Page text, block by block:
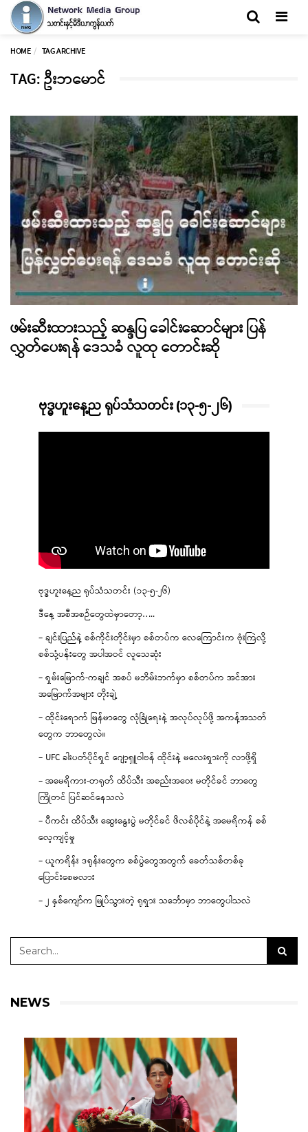
HOME TAG ARCHIVE
TAG: ဦးဘမောင်
ဖမ်းဆီးထားသည့် ဆန္ဒပြ ခေါင်းဆောင်များ ပြန်
လွှတ်ပေးရန် ဒေသခံ လူထု တောင်းဆို
ဗုဒ္ဓဟူးနေ့ည ရုပ်သံသတင်း (၁၃-၅-၂၆)
ဗုဒ္ဓဟူးနေ့ည ရုပ်သံသတင်း (၁၃-၅-၂၆)
ဒီနေ့ အစီအစဉ်တွေထဲမှာတော့…..
– ချင်းပြည်နဲ့ စစ်ကိုင်းတိုင်းမှာ စစ်တပ်က လေကြောင်းက ဗုံးကြဲလို့
စစ်သုံ့ပန်းတွေ အပါအဝင် လူသေဆုံး
– ရှမ်းမြောက်-ကချင် အစပ် မဘိမ်းဘက်မှာ စစ်တပ်က အင်အား
အမြောက်အများ တိုးချဲ့
– ထိုင်းရောက် မြန်မာတွေ လုံခြုံရေးနဲ့ အလုပ်လုပ်ဖို့ အကန့်အသတ်
တွေက ဘာတွေလဲ။
– UFC ခါးပတ်ပိုင်ရှင် ဂျော့ရှူဝါဗန် ထိုင်းနဲ့ မလေးရှားကို လာဖို့ရှိ
– အမေရိကား-တရုတ် ထိပ်သီး အစည်းအဝေး မတိုင်ခင် ဘာတွေ
ကြိုတင် ပြင်ဆင်နေသလဲ
– ပီကင်း ထိပ်သီး ဆွေးနွေးပွဲ မတိုင်ခင် ဖိလစ်ပိုင်နဲ့ အမေရိကန် စစ်
လေ့ကျင့်မှု
– ယူကရိန်း ဒရုန်းတွေက စစ်ပွဲတွေအတွက် ခေတ်သစ်တစ်ခု
ပြောင်းစေမလား
– ၂ နှစ်ကျော်က မြုပ်သွားတဲ့ ရုရှား သင်္ဘောမှာ ဘာတွေပါသလဲ
NEWS